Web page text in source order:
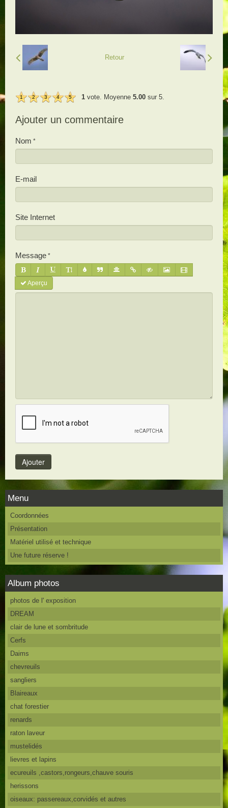
Retour
1 2 3 4 5 1 vote. Moyenne 5.00 sur 5.
Ajouter un commentaire
Nom
E-mail
Site Internet
Message
Aperçu
Menu
Coordonnées
Présentation
Matériel utilisé et technique
Une future réserve !
Album photos
photos de l' exposition
DREAM
clair de lune et sombritude
Cerfs
Daims
chevreuils
sangliers
Blaireaux
chat forestier
renards
raton laveur
mustelidés
lievres et lapins
ecureuils ,castors,rongeurs,chauve souris
herissons
oiseaux: passereaux,corvidés et autres